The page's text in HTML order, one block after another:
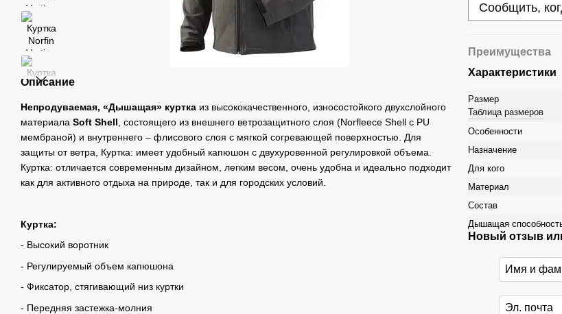
Описание
Непродуваемая, «Дышащая» куртка из высококачественного, износостойкого двухслойного
материала Soft Shell, состоящего из внешнего ветрозащитного слоя (Norfleece Shell с PU
мембраной) и внутреннего – флисового слоя с мягкой согревающей поверхностью. Для
защиты от ветра, Куртка: имеет удобный капюшон с двухуровенной регулировкой объема.
Куртка: отличается современным дизайном, легким весом, очень удобна и идеально подходит
как для активного отдыха на природе, так и для городских условий.
Куртка:
- Высокий воротник
- Регулируемый объем капюшона
- Фиксатор, стягивающий низ куртки
- Передняя застежка-молния
Сообщить,
Преимущества
Характеристики
Размер
Таблица размеров
Особенности
Назначение
Для кого
Материал
Состав
Дышащая
Новый отзыв